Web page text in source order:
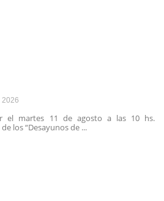
2026
el martes 11 de agosto a las 10 hs.
los “Desayunos de ...